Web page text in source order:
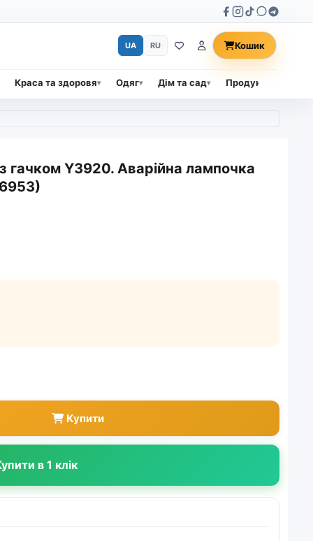
Краса та здоровя Одяг Дім та сад Продукти
UA RU Кошик
гачком Y3920. Аварійна лампочка
Купити
в 1 клік